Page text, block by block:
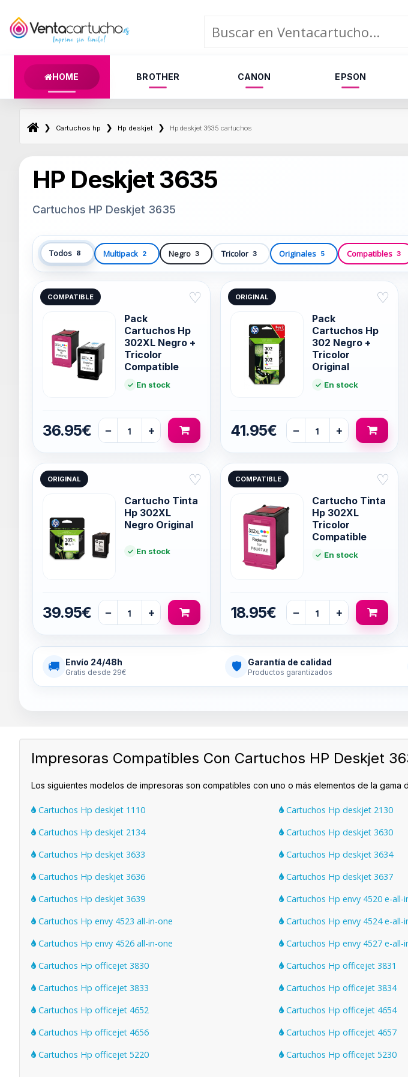
HOME BROTHER CANON EPSON
❯ Cartuchos hp ❯ Hp deskjet ❯ Hp deskjet 3635 cartuchos
HP Deskjet 3635
Cartuchos HP Deskjet 3635
Todos 8 Multipack 2 Negro 3 Tricolor 3 Originales 5 Compatibles 3
COMPATIBLE ♡
Pack
Cartuchos Hp
302XL Negro +
Tricolor
Compatible
En stock
36.95€ − +
ORIGINAL ♡
Pack
Cartuchos Hp
302 Negro +
Tricolor
Original
En stock
41.95€ − +
ORIGINAL ♡
Cartucho Tinta
Hp 302XL
Negro Original
En stock
39.95€ − +
COMPATIBLE ♡
Cartucho Tinta
Hp 302XL
Tricolor
Compatible
En stock
18.95€ − +
🚚 Envío 24/48h
Gratis desde 29€ 🛡 Garantía de calidad
Productos garantizados
Impresoras Compatibles Con Cartuchos HP Deskjet
Los siguientes modelos de impresoras son compatibles con uno o más elementos de la gama
Cartuchos Hp deskjet 1110 Cartuchos Hp deskjet 2130
Cartuchos Hp deskjet 2134
Cartuchos Hp deskjet 3630
Cartuchos Hp deskjet 3633
Cartuchos Hp deskjet 3634
Cartuchos Hp deskjet 3636
Cartuchos Hp deskjet 3637
Cartuchos Hp deskjet 3639
Cartuchos Hp envy 4520 e-all-
Cartuchos Hp envy 4523 all-in-one
Cartuchos Hp envy 4524 e-all-
Cartuchos Hp envy 4526 all-in-one
Cartuchos Hp envy 4527 e-all-
Cartuchos Hp officejet 3830
Cartuchos Hp officejet 3831
Cartuchos Hp officejet 3833
Cartuchos Hp officejet 3834
Cartuchos Hp officejet 4652
Cartuchos Hp officejet 4654
Cartuchos Hp officejet 4656
Cartuchos Hp officejet 4657
Cartuchos Hp officejet 5220
Cartuchos Hp officejet 5230